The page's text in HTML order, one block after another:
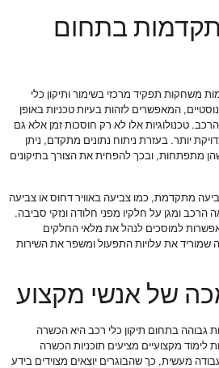
בתחום
משחקות תפקיד מרכזי בשימור ותיקון כלי
המאפשרים לזהות בעיות טכניות באופן
טכנולוגיות אלו לא רק חוסכות זמן אלא גם
יותר. בעזרת ניתוח נתונים מתקדם, ניתן
שהן מתפתחות, ובכך להפחית את הצורך בתיקונים
מתקדמת, כמו צביעה באוויר דחוס או צביעה
הרכב ומגן על חלקיו מפני חלודה ונזקי סביבה.
למוסכים לנהל את מלאי החלקים
שמוריד את עלויות התפעול ומשפר את השירות
של אנשי מקצוע
גבוהה בתחום תיקון כלי רכב היא הכשרה
מקצועיים מציעים תוכניות הכשרה
מעשית, כך שהבוגרים יוצאים מצוידים בידע